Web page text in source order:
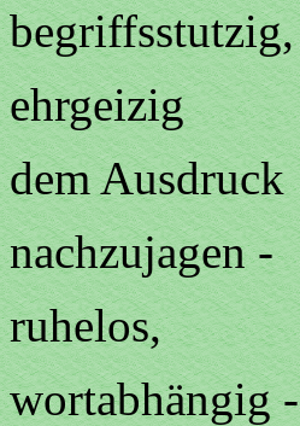
begriffsstutzig,
ehrgeizig
dem Ausdruck
nachzujagen -
ruhelos,
wortabhängig -